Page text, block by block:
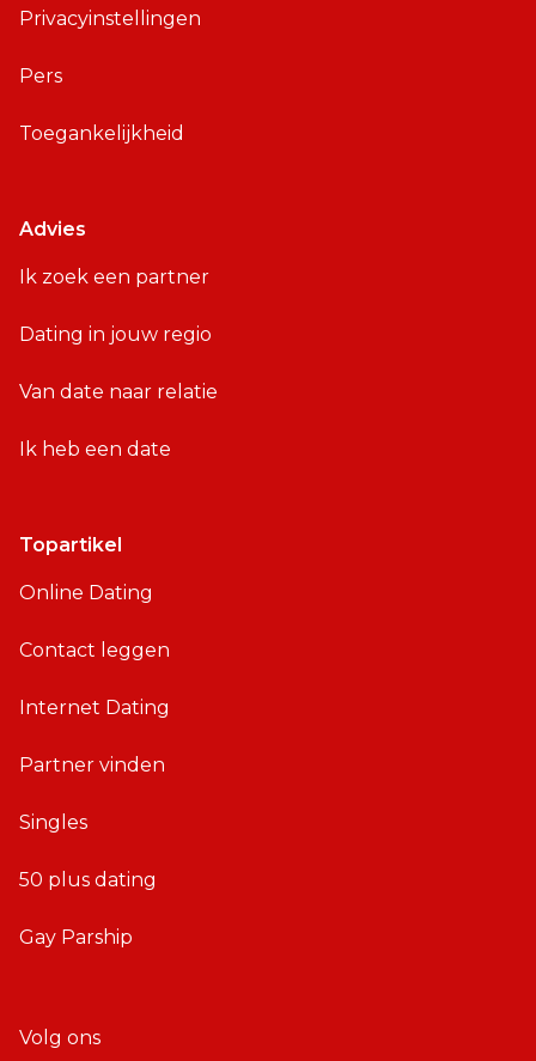
Privacyinstellingen
Pers
Toegankelijkheid
Advies
Ik zoek een partner
Dating in jouw regio
Van date naar relatie
Ik heb een date
Topartikel
Online Dating
Contact leggen
Internet Dating
Partner vinden
Singles
50 plus dating
Gay Parship
Volg ons